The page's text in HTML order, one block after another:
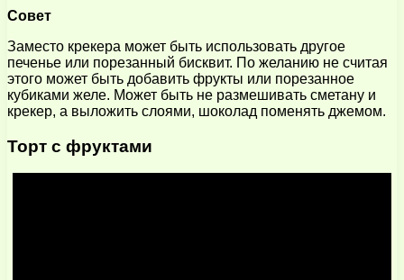
Совет
Заместо крекера может быть использовать другое
печенье или порезанный бисквит. По желанию не считая
этого может быть добавить фрукты или порезанное
кубиками желе. Может быть не размешивать сметану и
крекер, а выложить слоями, шоколад поменять джемом.
Торт с фруктами